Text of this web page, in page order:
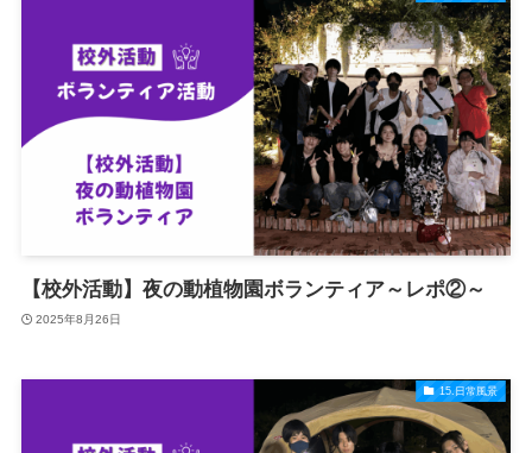
【校外活動】夜の動植物園ボランティア～レポ②～
2025年8月26日
15.日常風景